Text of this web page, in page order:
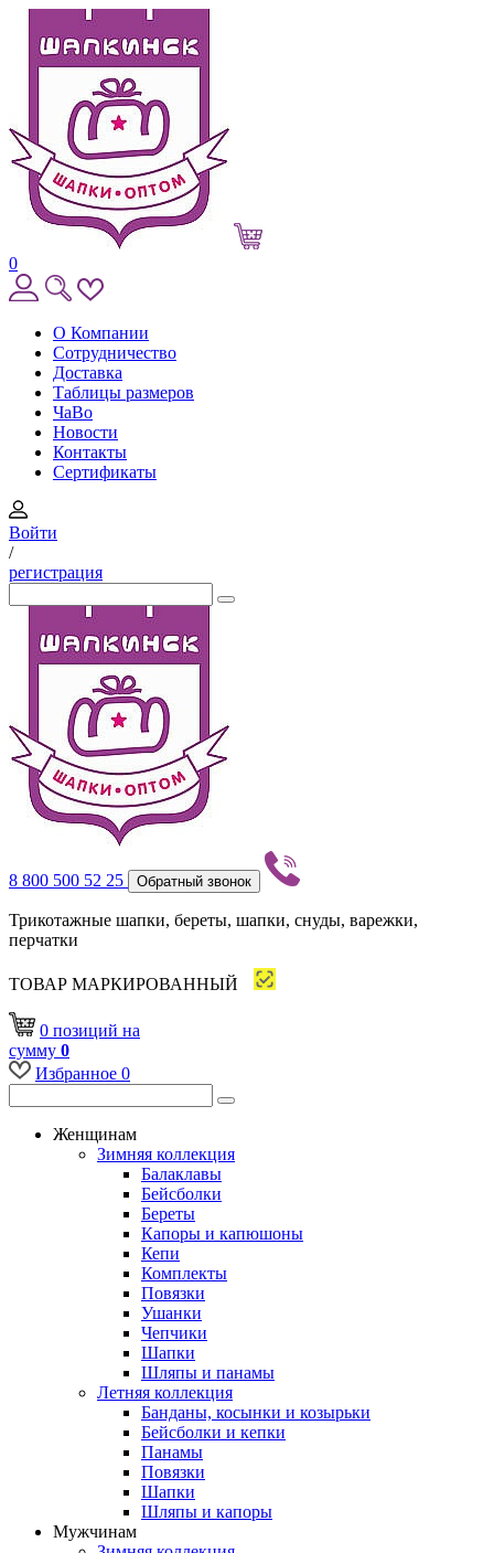
0
О Компании
Сотрудничество
Доставка
Таблицы размеров
ЧаВо
Новости
Контакты
Сертификаты
Войти
/
регистрация
8 800 500 52 25 Обратный звонок
Трикотажные шапки, береты, шапки, снуды, варежки,
перчатки
ТОВАР МАРКИРОВАННЫЙ
0 позиций на
сумму 0
Избранное 0
Женщинам
Зимняя коллекция
Балаклавы
Бейсболки
Береты
Капоры и капюшоны
Кепи
Комплекты
Повязки
Ушанки
Чепчики
Шапки
Шляпы и панамы
Летняя коллекция
Банданы, косынки и козырьки
Бейсболки и кепки
Панамы
Повязки
Шапки
Шляпы и капоры
Мужчинам